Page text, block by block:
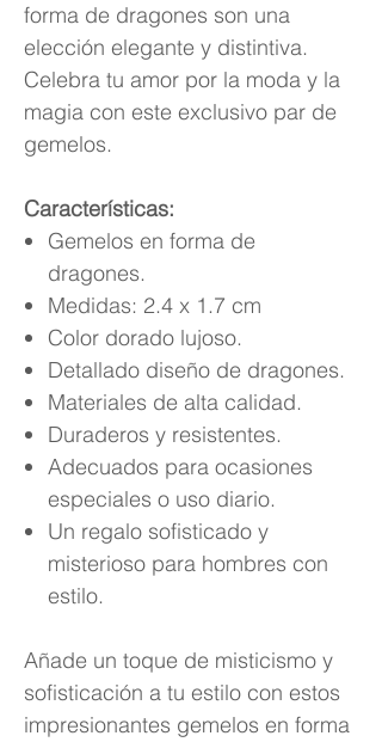
forma de dragones son una
elección elegante y distintiva.
Celebra tu amor por la moda y la
magia con este exclusivo par de
gemelos.
Características:
Gemelos en forma de
dragones.
Medidas: 2.4 x 1.7 cm
Color dorado lujoso.
Detallado diseño de dragones.
Materiales de alta calidad.
Duraderos y resistentes.
Adecuados para ocasiones
especiales o uso diario.
Un regalo sofisticado y
misterioso para hombres con
estilo.
Añade un toque de misticismo y
sofisticación a tu estilo con estos
impresionantes gemelos en forma